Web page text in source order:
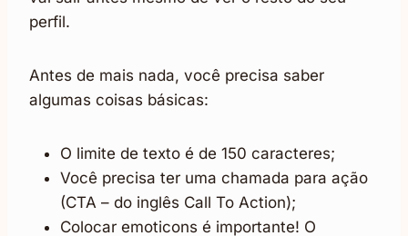
perfil.
Antes de mais nada, você precisa saber
algumas coisas básicas:
O limite de texto é de 150 caracteres;
Você precisa ter uma chamada para ação
(CTA – do inglês Call To Action);
Colocar emoticons é importante! O